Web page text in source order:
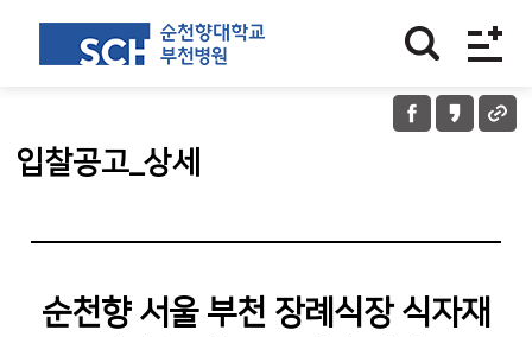
입찰공고_상세
순천향 서울 부천 장례식장 식자재